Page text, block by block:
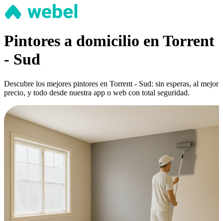
Pintores a domicilio en Torrent
- Sud
Descubre los mejores pintores en Torrent - Sud: sin esperas, al mejor
precio, y todo desde nuestra app o web con total seguridad.